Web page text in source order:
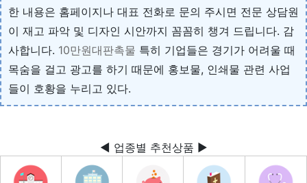
한 내용은 홈페이지나 대표 전화로 문의 주시면 전문 상담원
이 재고 파악 및 디자인 시안까지 꼼꼼히 챙겨 드립니다. 감
사합니다. 10만원대판촉물 특히 기업들은 경기가 어려울 때
목숨을 걸고 광고를 하기 때문에 홍보물, 인쇄물 관련 사업
들이 호황을 누리고 있다.
◀ 업종별 추천상품 ▶